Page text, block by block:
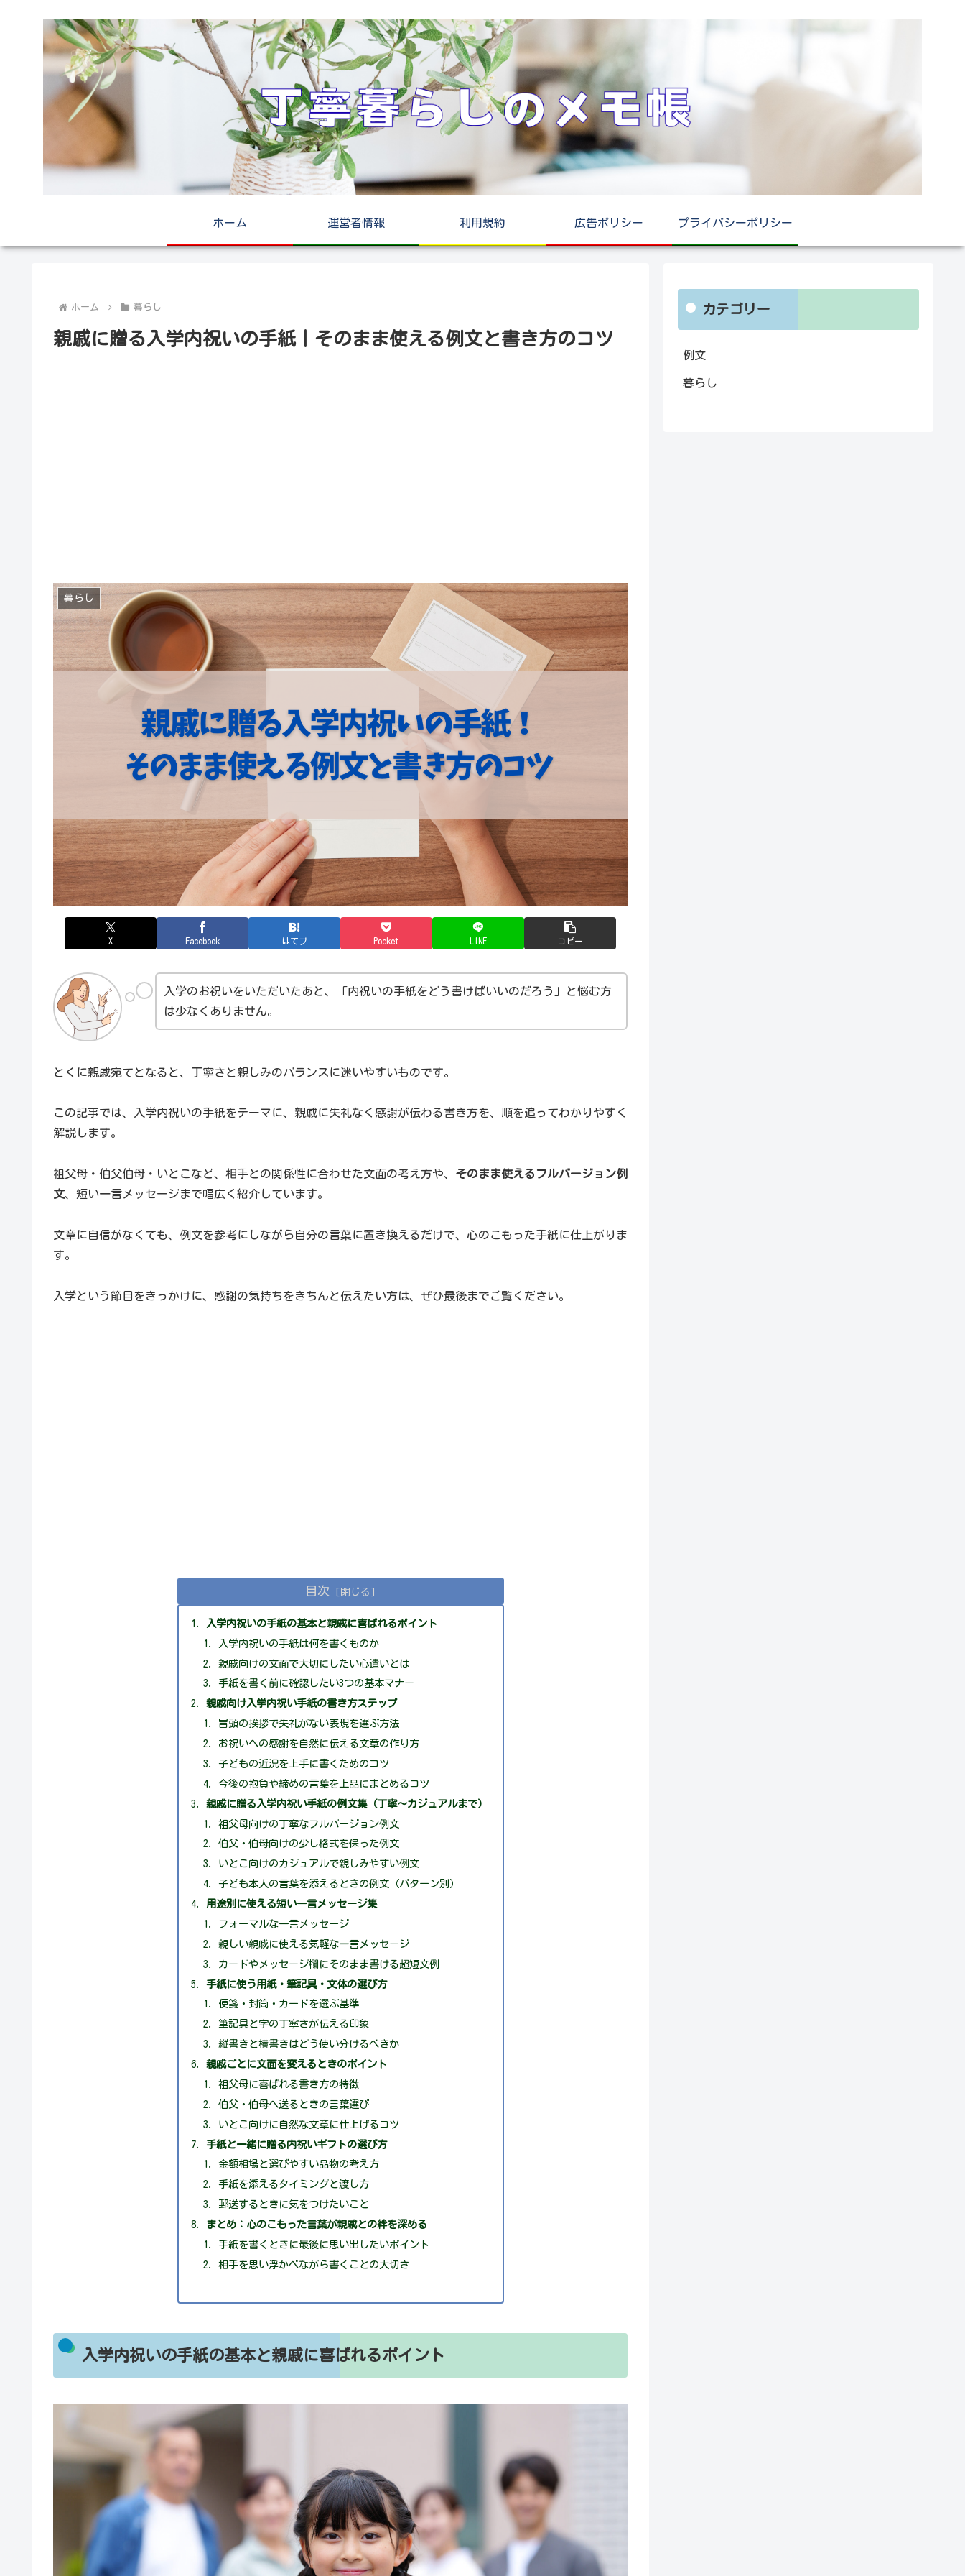
ホーム 運営者情報 利用規約 広告ポリシー プライバシーポリシー
ホーム 暮らし
親戚に贈る入学内祝いの手紙｜そのまま使える例文と書き方のコツ
暮らし
X Facebook はてブ Pocket LINE コピー
入学のお祝いをいただいたあと、「内祝いの手紙をどう書けばいいのだろう」と悩む方
は少なくありません。
とくに親戚宛てとなると、丁寧さと親しみのバランスに迷いやすいものです。
この記事では、入学内祝いの手紙をテーマに、親戚に失礼なく感謝が伝わる書き方を、順を追ってわかりやすく
解説します。
祖父母・伯父伯母・いとこなど、相手との関係性に合わせた文面の考え方や、 そのまま使えるフルバージョン例
文、短い一言メッセージまで幅広く紹介しています。
文章に自信がなくても、例文を参考にしながら自分の言葉に置き換えるだけで、心のこもった手紙に仕上がりま
す。
入学という節目をきっかけに、感謝の気持ちをきちんと伝えたい方は、ぜひ最後までご覧ください。
目次
入学内祝いの手紙の基本と親戚に喜ばれるポイント
入学内祝いの手紙は何を書くものか
親戚向けの文面で大切にしたい心遣いとは
手紙を書く前に確認したい3つの基本マナー
親戚向け入学内祝い手紙の書き方ステップ
冒頭の挨拶で失礼がない表現を選ぶ方法
お祝いへの感謝を自然に伝える文章の作り方
子どもの近況を上手に書くためのコツ
今後の抱負や締めの言葉を上品にまとめるコツ
親戚に贈る入学内祝い手紙の例文集（丁寧〜カジュアルまで）
祖父母向けの丁寧なフルバージョン例文
伯父・伯母向けの少し格式を保った例文
いとこ向けのカジュアルで親しみやすい例文
子ども本人の言葉を添えるときの例文（パターン別）
用途別に使える短い一言メッセージ集
フォーマルな一言メッセージ
親しい親戚に使える気軽な一言メッセージ
カードやメッセージ欄にそのまま書ける超短文例
手紙に使う用紙・筆記具・文体の選び方
便箋・封筒・カードを選ぶ基準
筆記具と字の丁寧さが伝える印象
縦書きと横書きはどう使い分けるべきか
親戚ごとに文面を変えるときのポイント
祖父母に喜ばれる書き方の特徴
伯父・伯母へ送るときの言葉選び
いとこ向けに自然な文章に仕上げるコツ
手紙と一緒に贈る内祝いギフトの選び方
金額相場と選びやすい品物の考え方
手紙を添えるタイミングと渡し方
郵送するときに気をつけたいこと
まとめ：心のこもった言葉が親戚との絆を深める
手紙を書くときに最後に思い出したいポイント
相手を思い浮かべながら書くことの大切さ
入学内祝いの手紙の基本と親戚に喜ばれるポイント
カテゴリー
例文
暮らし